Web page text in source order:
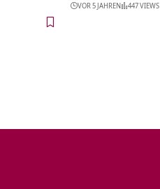
VOR 5 JAHREN 447 VIEWS